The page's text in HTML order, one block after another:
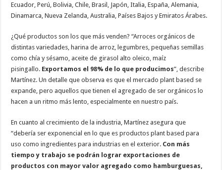
Ecuador, Perú, Bolivia, Chile, Brasil, Japón, Italia, España, Alemania,
Dinamarca, Nueva Zelanda, Australia, Países Bajos y Emiratos Árabes.
¿Qué productos son los que más venden? “Arroces orgánicos de
distintas variedades, harina de arroz, legumbres, pequeñas semillas
como chía y sésamo, aceite de girasol alto oleico, maíz
pisingallo. Exportamos el 98% de lo que producimos”, describe
Martínez. Un detalle que observa es que el mercado plant based se
expande, pero aquellos que tienen el agregado de ser orgánicos lo
hacen a un ritmo más lento, especialmente en nuestro país.
En cuanto al crecimiento de la industria, Martínez asegura que
“debería ser exponencial en lo que es productos plant based para
uso como ingredientes para industrias en el exterior. Con más
tiempo y trabajo se podrán lograr exportaciones de
productos con mayor valor agregado como hamburguesas,